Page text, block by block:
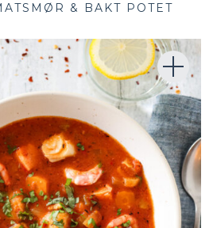
& BAKT POTET